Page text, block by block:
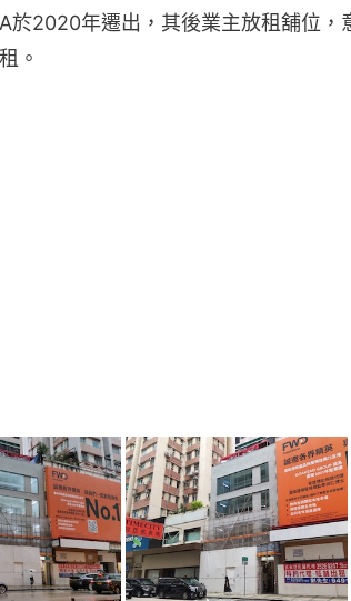
於2020年遷出，其後業主放租舖位，
。